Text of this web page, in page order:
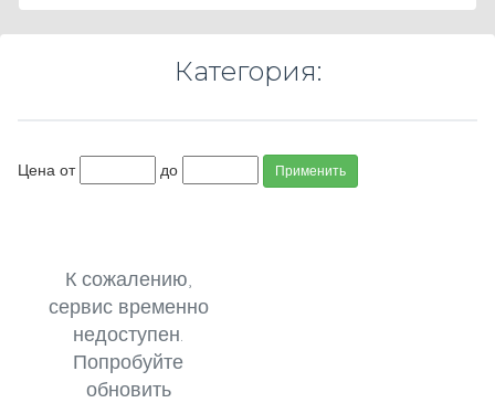
Категория:
Цена от до Применить
К сожалению,
сервис временно
недоступен.
Попробуйте
обновить